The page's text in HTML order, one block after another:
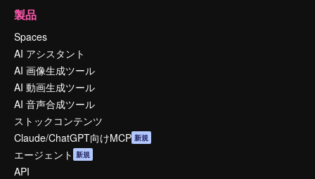
製品
Spaces
AI アシスタント
AI 画像生成ツール
AI 動画生成ツール
AI 音声合成ツール
ストックコンテンツ
Claude/ChatGPT向けMCP 新規
エージェント 新規
API